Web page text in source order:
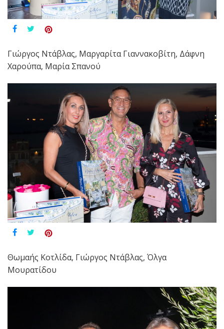
Γιώργος Ντάβλας, Μαργαρίτα Γιαννακοβίτη, Δάφνη
Χαρούπα, Μαρία Σπανού
Θωμαής Κοτλίδα, Γιώργος Ντάβλας, Όλγα
Μουρατίδου